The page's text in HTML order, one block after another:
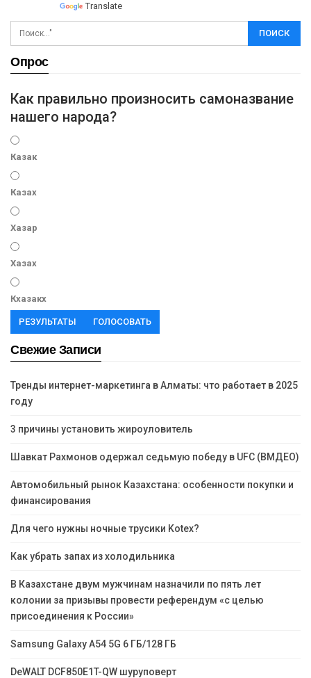
Translate
Опрос
Как правильно произносить самоназвание
нашего народа?
Казак
Казах
Хазар
Хазах
Кхазакх
РЕЗУЛЬТАТЫ ГОЛОСОВАТЬ
Свежие Записи
Тренды интернет-маркетинга в Алматы: что работает в 2025
году
3 причины установить жироуловитель
Шавкат Рахмонов одержал седьмую победу в UFC (ВМДЕО)
Автомобильный рынок Казахстана: особенности покупки и
финансирования
Для чего нужны ночные трусики Kotex?
Как убрать запах из холодильника
В Казахстане двум мужчинам назначили по пять лет
колонии за призывы провести референдум «с целью
присоединения к России»
Samsung Galaxy A54 5G 6 ГБ/128 ГБ
DeWALT DCF850E1T-QW шуруповерт